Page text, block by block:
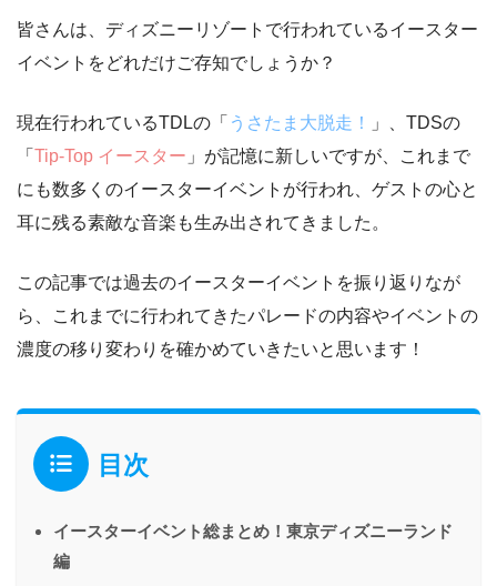
皆さんは、ディズニーリゾートで行われているイースター
イベントをどれだけご存知でしょうか？
現在行われているTDLの「 うさたま大脱走！
」、TDSの
「 Tip-Top イースター 」が記憶に新しいですが、これまで
にも数多くのイースターイベントが行われ、ゲストの心と
耳に残る素敵な音楽も生み出されてきました。
この記事では過去のイースターイベントを振り返りなが
ら、これまでに行われてきたパレードの内容やイベントの
濃度の移り変わりを確かめていきたいと思います！
目次
イースターイベント総まとめ！東京ディズニーランド
編